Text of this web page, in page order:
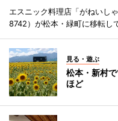
エスニック料理店「がねいし
8742）が松本・緑町に移転し
見る・遊ぶ
松本・新村
ほど